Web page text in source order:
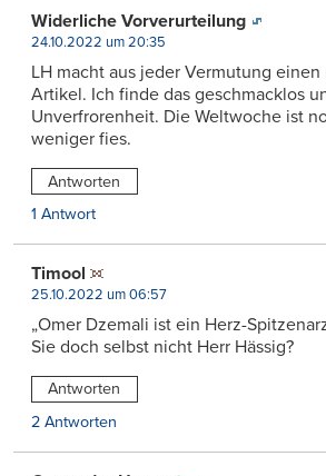
Widerliche Vorverurteilung
24.10.2022 um 20:35
LH macht aus jeder Vermutung einen
Artikel. Ich finde das geschmacklos
Unverfrorenheit. Die Weltwoche ist
weniger fies.
Antworten
1 Antwort
Timool
25.10.2022 um 06:57
„Omer Dzemali ist ein Herz-
Sie doch selbst nicht Herr Hässig?
Antworten
2 Antworten